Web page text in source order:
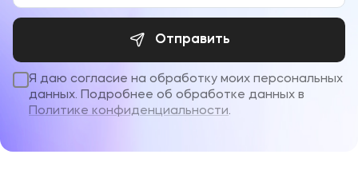
Отправить
Я даю согласие на обработку моих персональных
данных. Подробнее об обработке данных в
Политике конфиденциальности.